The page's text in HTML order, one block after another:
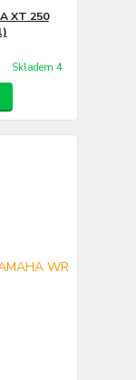
XT 250
Skladem 4